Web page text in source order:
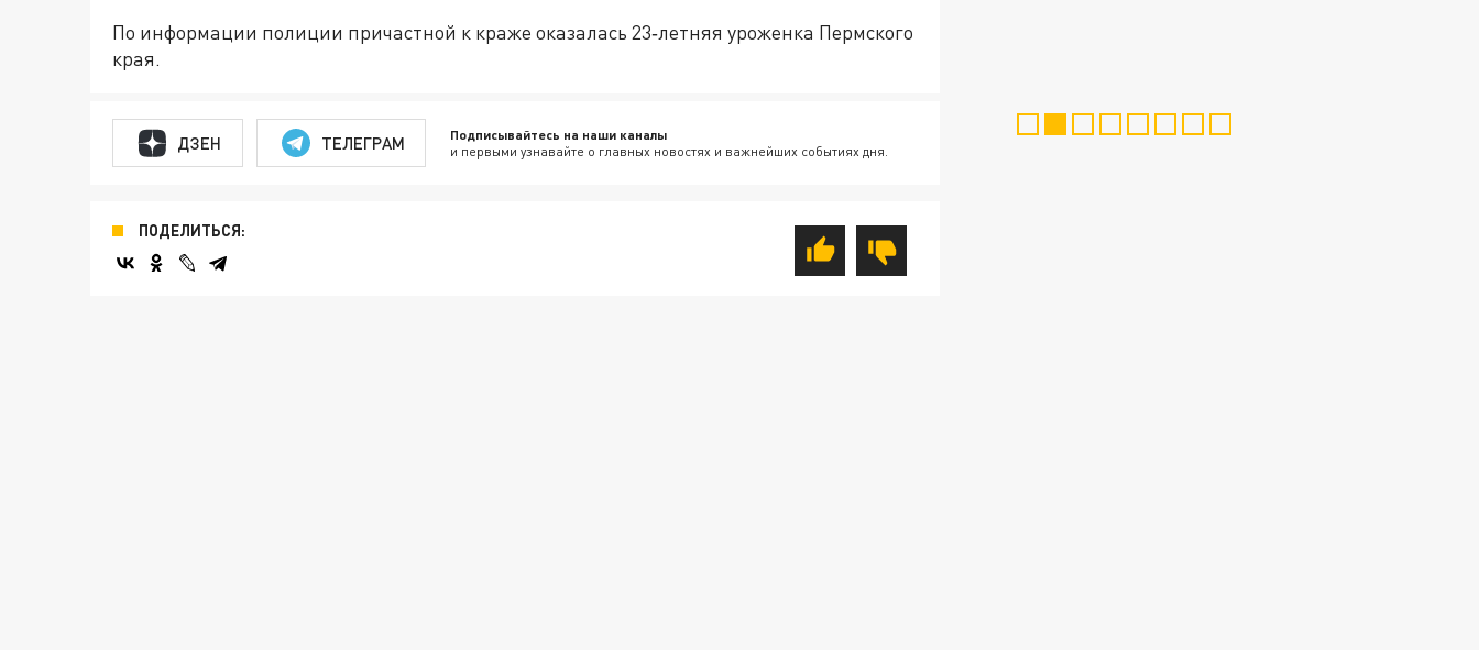
По информации полиции причастной к краже оказалась 23‑летняя уроженка Пермского
края.
ДЗЕН ТЕЛЕГРАМ Подписывайтесь на наши каналы
и первыми узнавайте о главных новостях и важнейших событиях дня.
ПОДЕЛИТЬСЯ: